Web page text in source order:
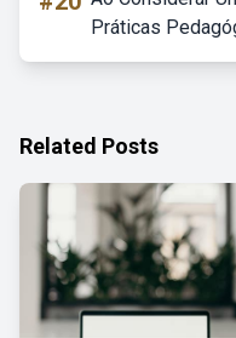
Práticas
Related Posts